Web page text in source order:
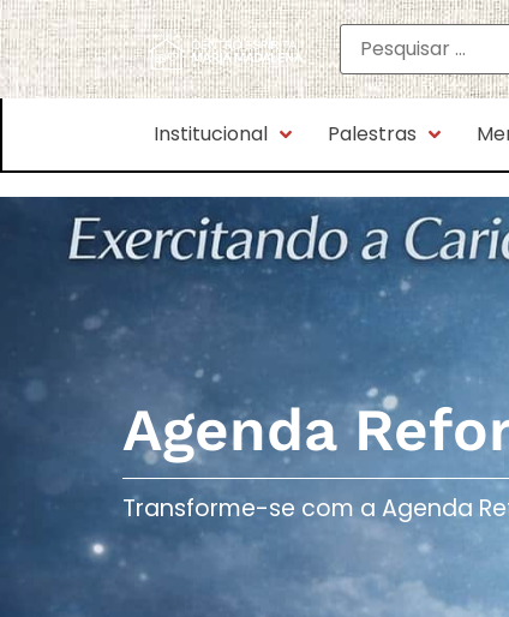
Institucional Palestras
Agenda
Transforme-se com a Agenda